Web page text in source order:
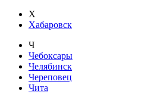
Х
Хабаровск
Ч
Чебоксары
Челябинск
Череповец
Чита